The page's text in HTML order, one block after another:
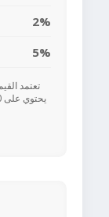
2%
5%